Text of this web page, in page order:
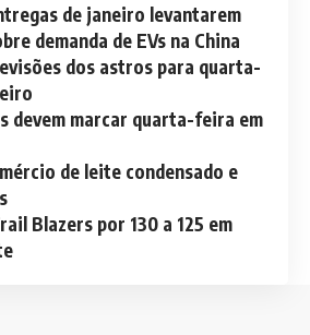
de janeiro levantarem
demanda de EVs na China
dos astros para quarta-
devem marcar quarta-feira em
de leite condensado e
Blazers por 130 a 125 em